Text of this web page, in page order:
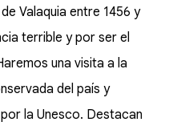
Valaquia entre 1456 y
terrible y por ser el
una visita a la
del país y
la Unesco. Destacan